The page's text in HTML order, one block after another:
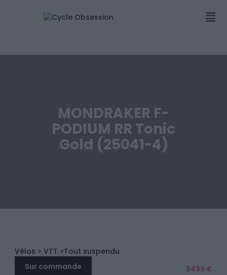
MONDRAKER F-
PODIUM RR Tonic
Gold (25041-4)
Vélos > VTT >Tout suspendu
Sur commande
8499 €